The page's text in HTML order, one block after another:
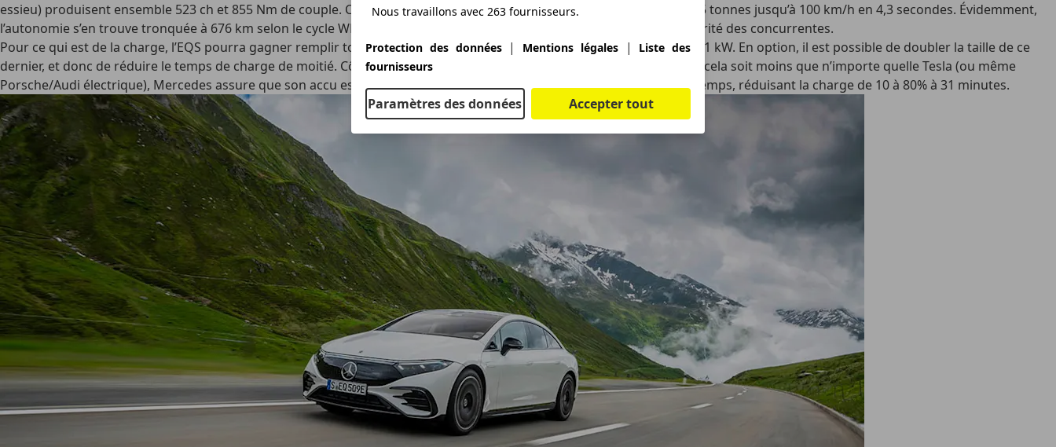
essieu) produisent ensemble 523 ch et 855 Nm de couple. C’est assez pour faire passer cette grosse bête de plus de 2,5 tonnes jusqu’à 100 km/h en 4,3 secondes. Évidemment,
l’autonomie s’en trouve tronquée à 676 km selon le cycle WLTP. Ce qui reste, en tout et pour tout, au-dessus de la majorité des concurrentes.
Pour ce qui est de la charge, l’EQS pourra gagner remplir toutes ses cellules en 10 h grâce au chargeur embarqué de 11 kW. En option, il est possible de doubler la taille de ce
dernier, et donc de réduire le temps de charge de moitié. Côté charge rapide, l’EQS acceptera jusqu’à 200 kW. Bien que cela soit moins que n’importe quelle Tesla (ou même
Porsche/Audi électrique), Mercedes assure que son accu est capable de maintenir cette puissance pendant plus longtemps, réduisant la charge de 10 à 80% à 31 minutes.
Nous travaillons avec 263 fournisseurs.
Protection des données| Mentions légales|
Liste des
fournisseurs
Paramètres des données Accepter tout